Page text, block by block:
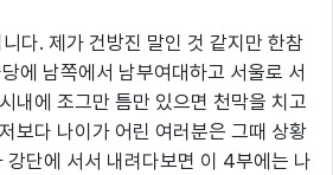
다. 제가 건방진 말인 것 같지만 한참
에 남쪽에서 남부여대하고 서울로 서
내에 조그만 틈만 있으면 천막을 치고
보다 나이가 어린 여러분은 그때 상황
강단에 서서 내려다보면 이 4부에는 나